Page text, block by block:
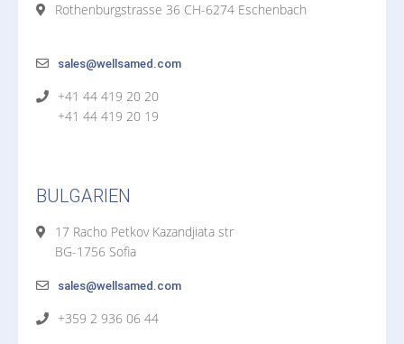
Rothenburgstrasse 36 CH-6274 Eschenbach
sales@wellsamed.com
+41 44 419 20 20
+41 44 419 20 19
BULGARIEN
17 Racho Petkov Kazandjiata str
BG-1756 Sofia
sales@wellsamed.com
+359 2 936 06 44